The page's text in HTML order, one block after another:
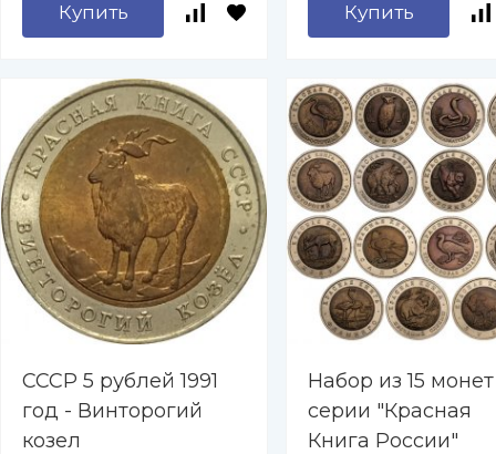
Купить Купить
СССР 5 рублей 1991
год - Винторогий
козел
Набор из 15 монет
серии "Красная
Книга России"